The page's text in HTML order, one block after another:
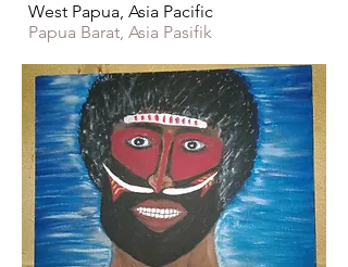
West Papua, Asia Pacific
Papua Barat, Asia Pasifik